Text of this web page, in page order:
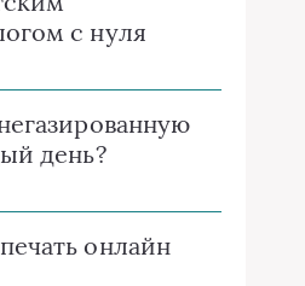
с нуля
день?
онлайн